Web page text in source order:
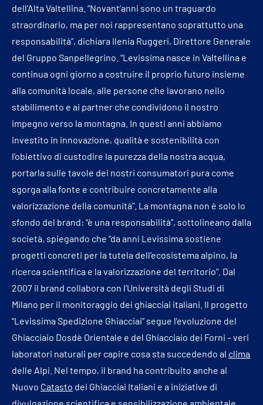
dell’Alta Valtellina. “Novant’anni sono un traguardo
straordinario, ma per noi rappresentano soprattutto una
responsabilità”, dichiara Ilenia Ruggeri, Direttore Generale
del Gruppo Sanpellegrino. “Levissima nasce in Valtellina e
continua ogni giorno a costruire il proprio futuro insieme
alla comunità locale, alle persone che lavorano nello
stabilimento e ai partner che condividono il nostro
impegno verso la montagna. In questi anni abbiamo
investito in innovazione, qualità e sostenibilità con
l’obiettivo di custodire la purezza della nostra acqua,
portarla sulle tavole dei nostri consumatori pura come
sgorga alla fonte e contribuire concretamente alla
valorizzazione della comunità”. La montagna non è solo lo
sfondo del brand: “è una responsabilità”, sottolineano dalla
società, spiegando che “da anni Levissima sostiene
progetti concreti per la tutela dell’ecosistema alpino, la
ricerca scientifica e la valorizzazione del territorio”. Dal
2007 il brand collabora con l’Università degli Studi di
Milano per il monitoraggio dei ghiacciai italiani. Il progetto
“Levissima Spedizione Ghiacciai” segue l’evoluzione del
Ghiacciaio Dosdè Orientale e del Ghiacciaio dei Forni – veri
laboratori naturali per capire cosa sta succedendo al clima
delle Alpi. Nel tempo, il brand ha contribuito anche al
Nuovo Catasto dei Ghiacciai Italiani e a iniziative di